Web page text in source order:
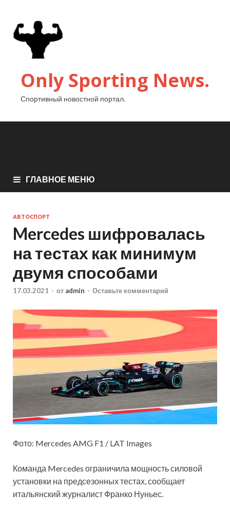
Only Sporting News.
Спортивный новостной портал.
ГЛАВНОЕ МЕНЮ
АВТОСПОРТ
Mercedes шифровалась
на тестах как минимум
двумя способами
17.03.2021 - от admin - Оставьте комментарий
Фото: Mercedes AMG F1 / LAT Images
Команда Mercedes ограничила мощность силовой
установки на предсезонных тестах, сообщает
итальянский журналист Франко Нуньес.